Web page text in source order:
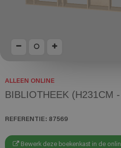
ALLEEN ONLINE
BIBLIOTHEEK (H231CM
REFERENTIE: 87569
Bewerk deze boekenkast in de